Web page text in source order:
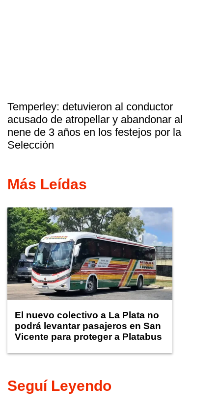
Temperley: detuvieron al conductor
acusado de atropellar y abandonar al
nene de 3 años en los festejos por la
Selección
Más Leídas
El nuevo colectivo a La Plata no
podrá levantar pasajeros en San
Vicente para proteger a Platabus
Seguí Leyendo